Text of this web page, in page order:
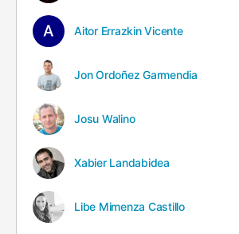
Aitor Errazkin Vicente
Jon Ordoñez Garmendia
Josu Walino
Xabier Landabidea
Libe Mimenza Castillo